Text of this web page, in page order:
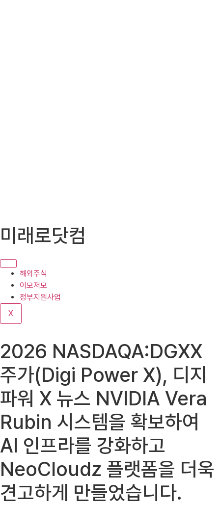
텐
로
기
미래로닷컴
해외주식
이모저모
정부지원사업
X
2026 NASDAQA:DGXX
주가(Digi Power X), 디지
파워 X 뉴스 NVIDIA Vera
Rubin 시스템을 확보하여
AI 인프라를 강화하고
NeoCloudz 플랫폼을 더욱
견고하게 만들었습니다.